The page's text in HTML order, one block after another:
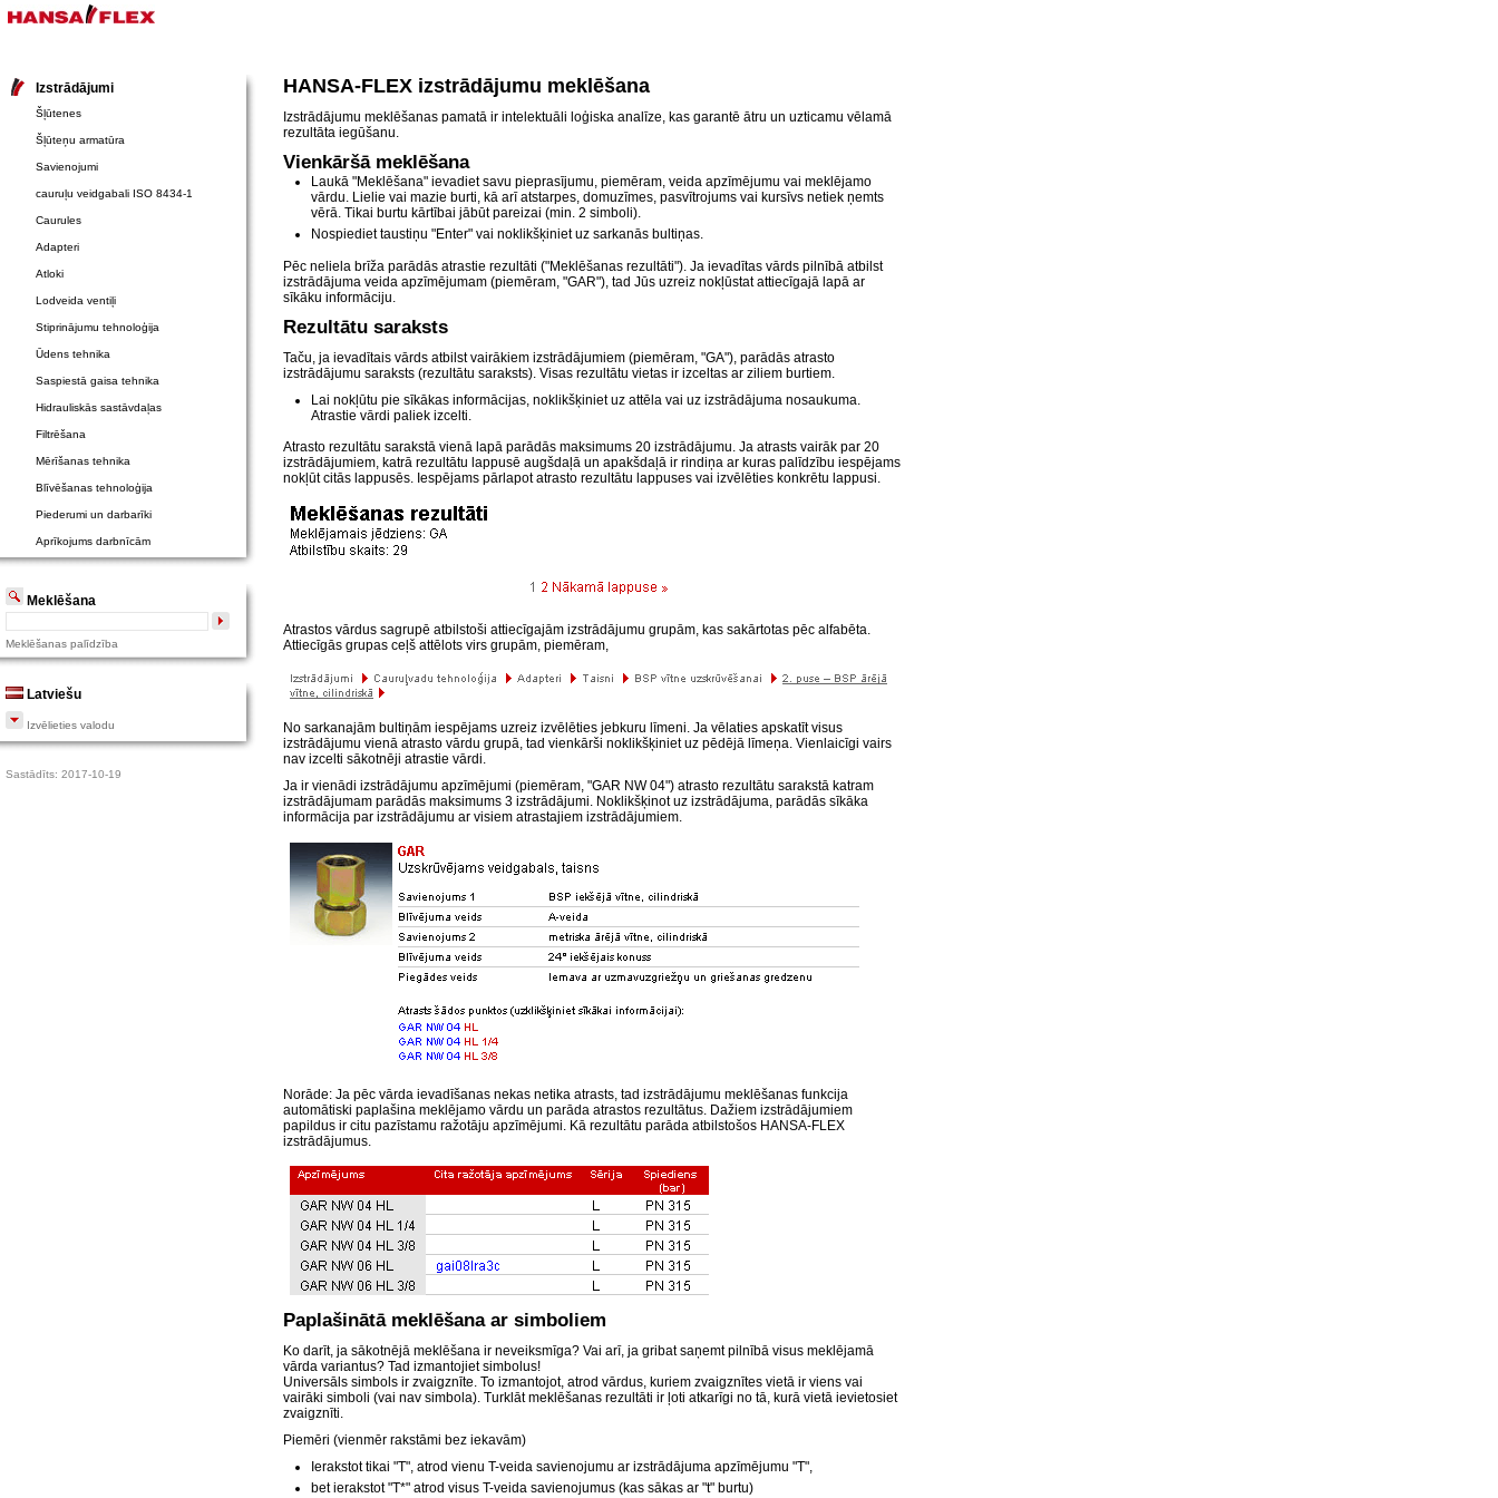
Izstrādājumi
Šļūtenes
Šļūteņu armatūra
Savienojumi
cauruļu veidgabali ISO 8434-1
Caurules
Adapteri
Atloki
Lodveida ventiļi
Stiprinājumu tehnoloģija
Ūdens tehnika
Saspiestā gaisa tehnika
Hidrauliskās sastāvdaļas
Filtrēšana
Mērīšanas tehnika
Blīvēšanas tehnoloģija
Piederumi un darbarīki
Aprīkojums darbnīcām
Meklēšana
Meklēšanas palīdzība
Latviešu
Izvēlieties valodu
Sastādīts: 2017-10-19
HANSA-FLEX izstrādājumu meklēšana
Izstrādājumu meklēšanas pamatā ir intelektuāli loģiska analīze, kas garantē ātru un uzticamu vēlamā
rezultāta iegūšanu.
Vienkāršā meklēšana
Laukā "Meklēšana" ievadiet savu pieprasījumu, piemēram, veida apzīmējumu vai meklējamo
vārdu. Lielie vai mazie burti, kā arī atstarpes, domuzīmes, pasvītrojums vai kursīvs netiek ņemts
vērā. Tikai burtu kārtībai jābūt pareizai (min. 2 simboli).
Nospiediet taustiņu "Enter" vai noklikšķiniet uz sarkanās bultiņas.
Pēc neliela brīža parādās atrastie rezultāti ("Meklēšanas rezultāti"). Ja ievadītas vārds pilnībā atbilst
izstrādājuma veida apzīmējumam (piemēram, "GAR"), tad Jūs uzreiz nokļūstat attiecīgajā lapā ar
sīkāku informāciju.
Rezultātu saraksts
Taču, ja ievadītais vārds atbilst vairākiem izstrādājumiem (piemēram, "GA"), parādās atrasto
izstrādājumu saraksts (rezultātu saraksts). Visas rezultātu vietas ir izceltas ar ziliem burtiem.
Lai nokļūtu pie sīkākas informācijas, noklikšķiniet uz attēla vai uz izstrādājuma nosaukuma.
Atrastie vārdi paliek izcelti.
Atrasto rezultātu sarakstā vienā lapā parādās maksimums 20 izstrādājumu. Ja atrasts vairāk par 20
izstrādājumiem, katrā rezultātu lappusē augšdaļā un apakšdaļā ir rindiņa ar kuras palīdzību iespējams
nokļūt citās lappusēs. Iespējams pārlapot atrasto rezultātu lappuses vai izvēlēties konkrētu lappusi.
Atrastos vārdus sagrupē atbilstoši attiecīgajām izstrādājumu grupām, kas sakārtotas pēc alfabēta.
Attiecīgās grupas ceļš attēlots virs grupām, piemēram,
No sarkanajām bultiņām iespējams uzreiz izvēlēties jebkuru līmeni. Ja vēlaties apskatīt visus
izstrādājumu vienā atrasto vārdu grupā, tad vienkārši noklikšķiniet uz pēdējā līmeņa. Vienlaicīgi vairs
nav izcelti sākotnēji atrastie vārdi.
Ja ir vienādi izstrādājumu apzīmējumi (piemēram, "GAR NW 04") atrasto rezultātu sarakstā katram
izstrādājumam parādās maksimums 3 izstrādājumi. Noklikšķinot uz izstrādājuma, parādās sīkāka
informācija par izstrādājumu ar visiem atrastajiem izstrādājumiem.
Norāde: Ja pēc vārda ievadīšanas nekas netika atrasts, tad izstrādājumu meklēšanas funkcija
automātiski paplašina meklējamo vārdu un parāda atrastos rezultātus. Dažiem izstrādājumiem
papildus ir citu pazīstamu ražotāju apzīmējumi. Kā rezultātu parāda atbilstošos HANSA-FLEX
izstrādājumus.
Paplašinātā meklēšana ar simboliem
Ko darīt, ja sākotnējā meklēšana ir neveiksmīga? Vai arī, ja gribat saņemt pilnībā visus meklējamā
vārda variantus? Tad izmantojiet simbolus!
Universāls simbols ir zvaigznīte. To izmantojot, atrod vārdus, kuriem zvaigznītes vietā ir viens vai
vairāki simboli (vai nav simbola). Turklāt meklēšanas rezultāti ir ļoti atkarīgi no tā, kurā vietā ievietosiet
zvaigznīti.
Piemēri (vienmēr rakstāmi bez iekavām)
Ierakstot tikai "T", atrod vienu T-veida savienojumu ar izstrādājuma apzīmējumu "T",
bet ierakstot "T*" atrod visus T-veida savienojumus (kas sākas ar "t" burtu)